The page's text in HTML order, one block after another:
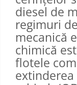
diesel de
regimuri
mecanică
chimică
flotele